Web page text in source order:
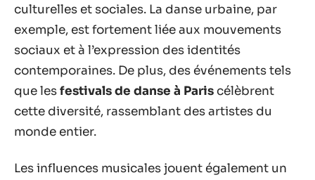
culturelles et sociales. La danse urbaine, par
exemple, est fortement liée aux mouvements
sociaux et à l’expression des identités
contemporaines. De plus, des événements tels
que lesfestivals de danse à Paris célèbrent
cette diversité, rassemblant des artistes du
monde entier.
Les influences musicales jouent également un